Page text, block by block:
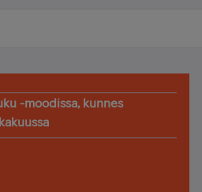
-moodissa, kunnes